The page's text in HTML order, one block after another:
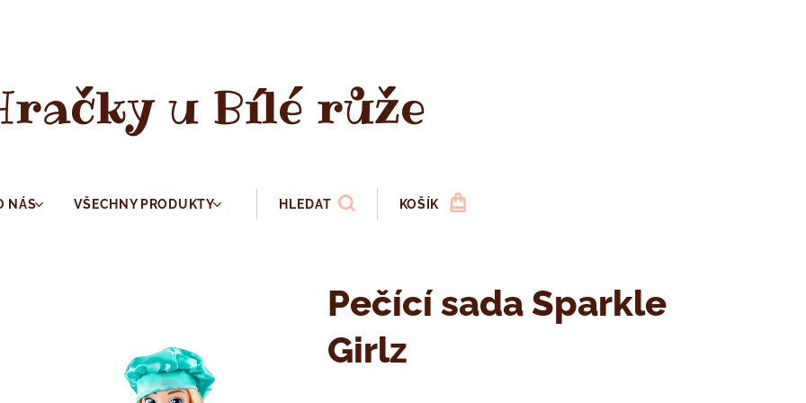
u Bílé růže
NÁS VŠECHNY PRODUKTY HLEDAT KOŠÍK
Pečící sada Sparkle
Girlz